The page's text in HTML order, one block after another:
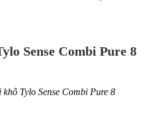
Sense Combi Pure 8
Tylo Sense Combi Pure 8